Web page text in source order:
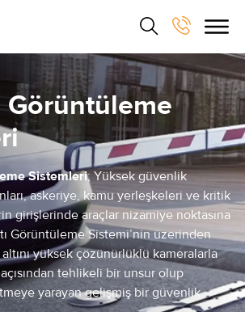
Görüntüleme
Sistemleri; Yüksek güvenlik
askeriye, kamu yerleşkeleri ve kritik
girişlerinde araçlar nizamiye noktasına
Görüntüleme Sistemi’nin üzerinden
yüksek çözünürlüklü kameralarla
tehlikeli bir unsur olup
yarayan gelişmiş bir güvenlik